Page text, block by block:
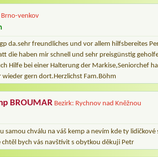
Brno-venkov
da.sehr freundliches und vor allem hilfsbereites
die haben mir schnell und sehr preisgünstig
Hilfe bei einer Halterung der Markise,Seniorchef
gern dort.Herzlichst Fam.Böhm
BROUMAR Bezirk: Rychnov nad Kněžnou
samou chválu na váš kemp a nevím kde ty
bych vás navštívit s obytkou děkuji Petr